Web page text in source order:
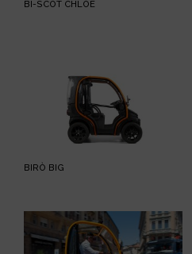
BI-SCOT CHLOÉ
BIRÒ BIG